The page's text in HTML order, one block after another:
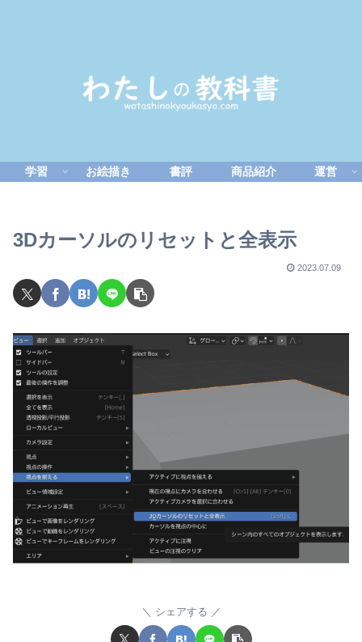
学習 お絵描き 書評 商品紹介 運営
3Dカーソルのリセットと全表示
2023.07.09
シェアする